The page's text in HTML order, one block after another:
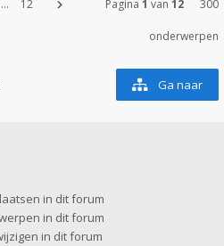
… 12 Pagina 1 van 12 300
onderwerpen
Ga naar
in dit forum
in dit forum
in dit forum